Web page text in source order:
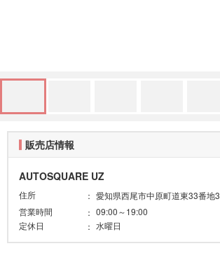
販売店情報
AUTOSQUARE UZ
住所 愛知県西尾市中原町道東33番地3
営業時間
09:00～19:00
定休日
水曜日